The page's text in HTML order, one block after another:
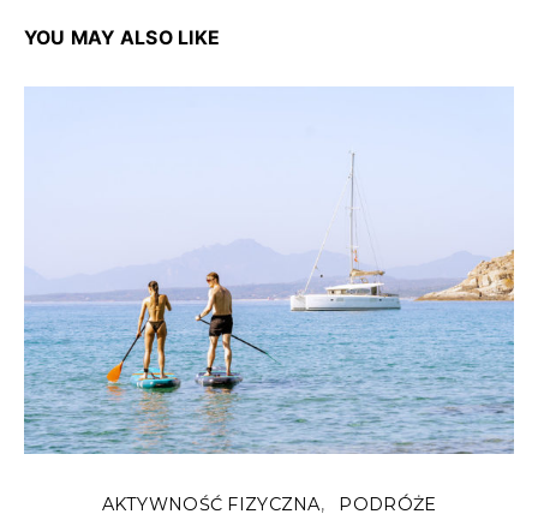
YOU MAY ALSO LIKE
AKTYWNOŚĆ FIZYCZNA PODRÓŻE